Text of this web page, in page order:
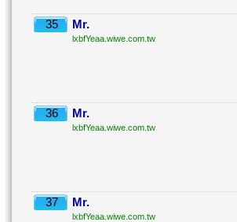
35 Mr.
lxbfYeaa.wiwe.com.tw
36 Mr.
lxbfYeaa.wiwe.com.tw
37 Mr.
lxbfYeaa.wiwe.com.tw